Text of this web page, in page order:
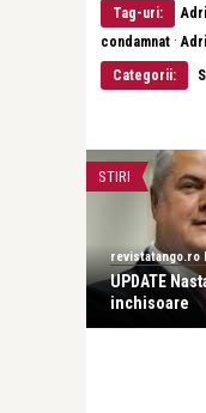
Tag-uri:
condamnat ·
Categorii:
STIRI
revistatango.ro
UPDATE
inchisoare